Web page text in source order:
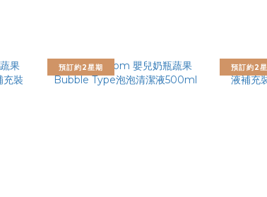
預訂約2星期 預訂約2